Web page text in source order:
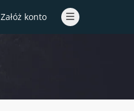
Załóż konto